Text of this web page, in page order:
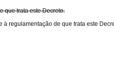
que trata este Decreto.
regulamentação de que trata este